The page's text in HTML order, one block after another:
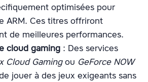
optimisées pour
ARM. Ces titres offriront
de meilleures performances.
cloud gaming : Des services
Cloud Gamingou GeForce NOW
jouer à des jeux exigeants sans